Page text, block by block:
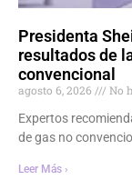
Presidenta
resultados de
convencional
agosto 6, 2026
No
Expertos
de gas no
Leer Más ›